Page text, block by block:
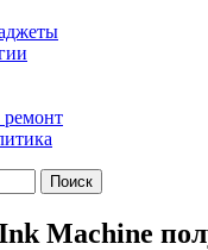
ремонт
Machine